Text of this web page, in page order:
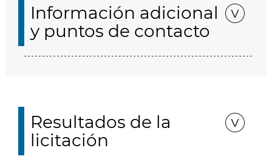
Información adicional
y puntos de contacto
Resultados de la
licitación